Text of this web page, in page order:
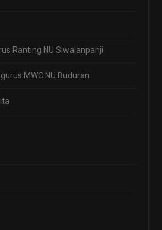
Ranting NU Siwalanpanji
MWC NU Buduran